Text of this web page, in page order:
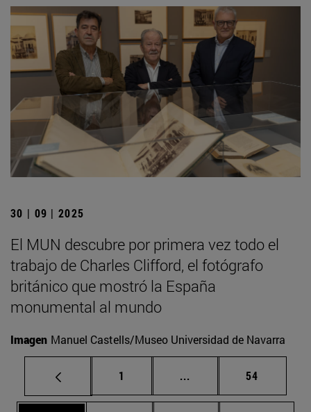
30 | 09 | 2025
El MUN descubre por primera vez todo el
trabajo de Charles Clifford, el fotógrafo
británico que mostró la España
monumental al mundo
Imagen Manuel Castells/Museo Universidad de Navarra
Página
1 ... Páginas intermedias
Página
54